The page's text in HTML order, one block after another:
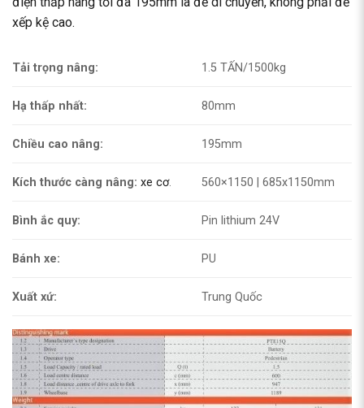
xếp kệ cao.
Tải trọng nâng: 1.5 TẤN/1500kg
Hạ thấp nhất: 80mm
Chiều cao nâng: 195mm
Kích thước càng nâng: xe cơ. 560×1150 | 685x1150mm
Bình ắc quy: Pin lithium 24V
Bánh xe: PU
Xuất xứ: Trung Quốc